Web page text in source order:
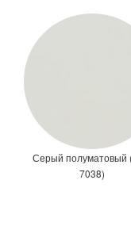
Серый полуматовый
7038)